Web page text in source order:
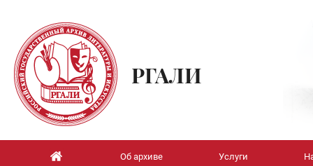
РГАЛИ
Об архиве Услуги